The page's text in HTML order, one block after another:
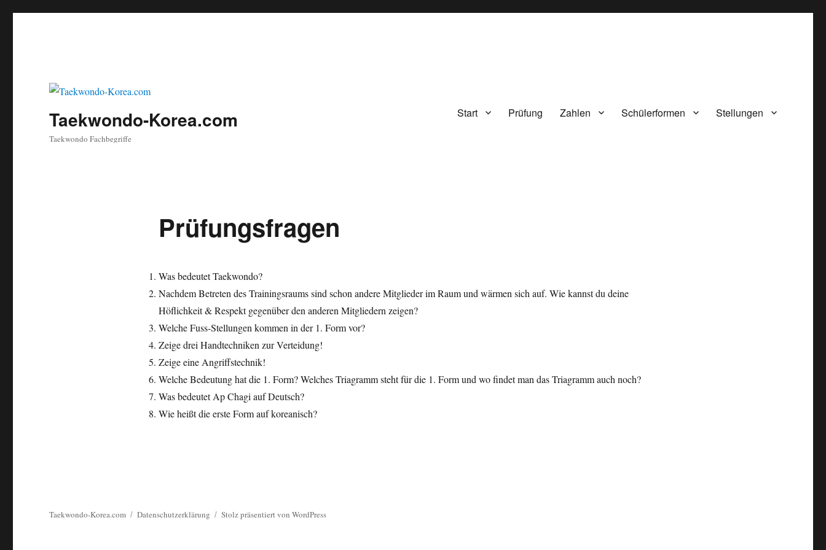
Taekwondo-Korea.com
Taekwondo Fachbegriffe
Start Prüfung Zahlen Schülerformen Stellungen
Prüfungsfragen
Was bedeutet Taekwondo?
Nachdem Betreten des Trainingsraums sind schon andere Mitglieder im Raum und wärmen sich auf. Wie kannst du deine
Höflichkeit & Respekt gegenüber den anderen Mitgliedern zeigen?
Welche Fuss-Stellungen kommen in der 1. Form vor?
Zeige drei Handtechniken zur Verteidung!
Zeige eine Angriffstechnik!
Welche Bedeutung hat die 1. Form? Welches Triagramm steht für die 1. Form und wo findet man das Triagramm auch noch?
Was bedeutet Ap Chagi auf Deutsch?
Wie heißt die erste Form auf koreanisch?
Taekwondo-Korea.com Datenschutzerklärung Stolz präsentiert von WordPress